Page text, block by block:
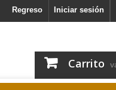
Iniciar sesión
Regreso
Carrito